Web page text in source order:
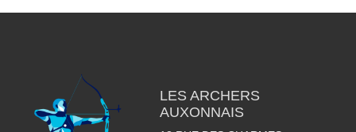
LES ARCHERS
AUXONNAIS